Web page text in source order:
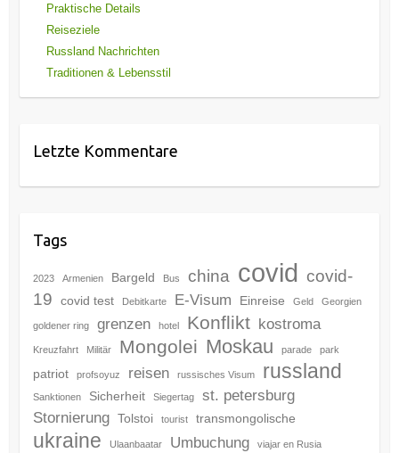
Praktische Details
Reiseziele
Russland Nachrichten
Traditionen & Lebensstil
Letzte Kommentare
Tags
2023 Armenien Bargeld Bus china covid covid-
19
covid test Debitkarte E-Visum Einreise Geld Georgien
goldener ring grenzen hotel Konflikt kostroma
Kreuzfahrt Militär Mongolei Moskau parade park
patriot profsoyuz reisen russisches Visum russland
Sanktionen Sicherheit Siegertag
st. petersburg
Stornierung Tolstoi tourist transmongolische
ukraine Ulaanbaatar Umbuchung viajar en Rusia